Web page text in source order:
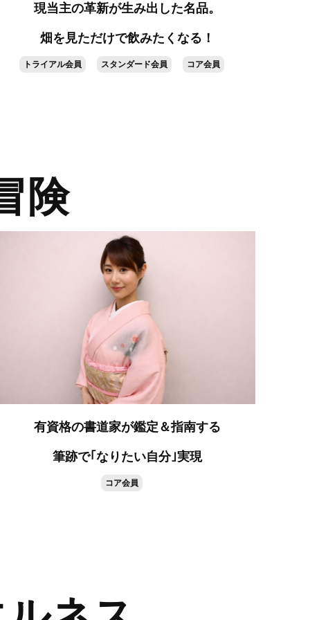
現当主の革新が生み出した名品。
畑を見ただけで飲みたくなる！
トライアル会員 スタンダード会員 コア会員
険
有資格の書道家が鑑定＆指南する
筆跡で｢なりたい自分｣実現
コア会員